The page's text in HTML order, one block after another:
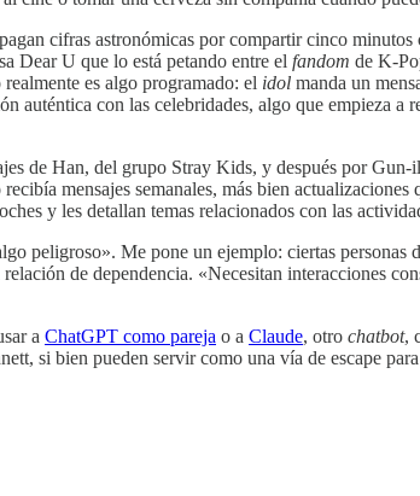
cifras astronómicas por compartir cinco minutos
Dear U que lo está petando entre el fandom de K-
es algo programado: el idol manda un
auténtica con las celebridades, algo que empieza a
de Han, del grupo Stray Kids, y después por
mensajes semanales, más bien actualizaciones
y les detallan temas relacionados con las
peligroso». Me pone un ejemplo: ciertas personas
de dependencia. «Necesitan interacciones
a ChatGPT como pareja o a Claude, otro chatbot,
si bien pueden servir como una vía de escape